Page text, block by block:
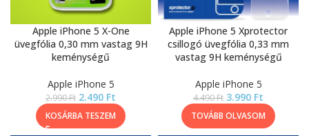
Apple iPhone 5 X-One
üvegfólia 0,30 mm vastag 9H
keménységű
Apple iPhone 5
2.990Ft 2.490 Ft
KOSÁRBA TESZEM
Apple iPhone 5 Xprotector
csillogó üvegfólia 0,33 mm
vastag 9H keménységű
Apple iPhone 5
4.490Ft 3.990 Ft
TOVÁBB OLVASOM